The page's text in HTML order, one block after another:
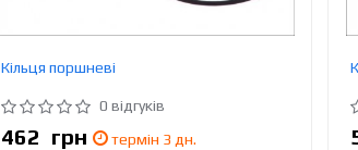
Кільця поршневі
0 відгуків
462 грн
термін 3 дн.